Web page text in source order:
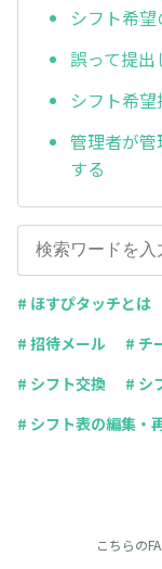
シフト希
誤って提
シフト希
管理者が
する
# ほすぴタッチとは
# 招待メール
# チ
# シフト交換
# シ
# シフト表の編集・
こちらの